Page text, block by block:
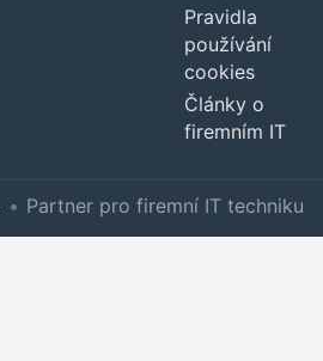
Pravidla
používání
cookies
Články o
firemním IT
• Partner pro firemní IT techniku